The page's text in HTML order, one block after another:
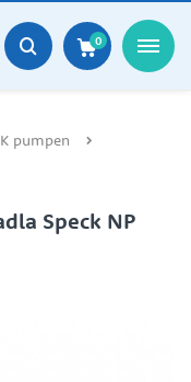
0
pumpen
Speck NP